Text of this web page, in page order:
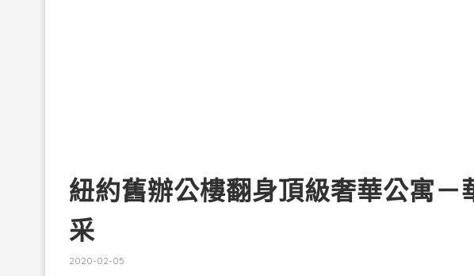
紐約舊辦公樓翻身頂級奢華公寓－
采
2020-02-05